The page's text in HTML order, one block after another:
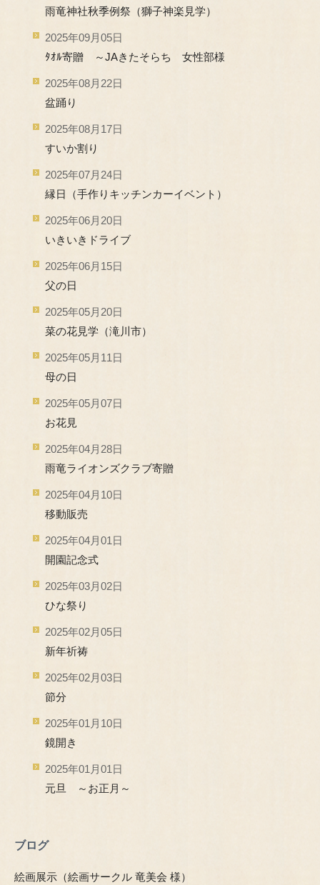
雨竜神社秋季例祭（獅子神楽見学）
2025年09月05日
ﾀｵﾙ寄贈 ～JAきたそらち 女性部様
2025年08月22日
盆踊り
2025年08月17日
すいか割り
2025年07月24日
縁日（手作りキッチンカーイベント）
2025年06月20日
いきいきドライブ
2025年06月15日
父の日
2025年05月20日
菜の花見学（滝川市）
2025年05月11日
母の日
2025年05月07日
お花見
2025年04月28日
雨竜ライオンズクラブ寄贈
2025年04月10日
移動販売
2025年04月01日
開園記念式
2025年03月02日
ひな祭り
2025年02月05日
新年祈祷
2025年02月03日
節分
2025年01月10日
鏡開き
2025年01月01日
元旦 ～お正月～
ブログ
絵画展示（絵画サークル 竜美会 様）